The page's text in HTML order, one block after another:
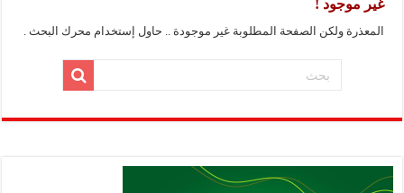
غير موجود !
المعذرة ولكن الصفحة المطلوبة غير موجودة .. حاول إستخدام محرك البحث .